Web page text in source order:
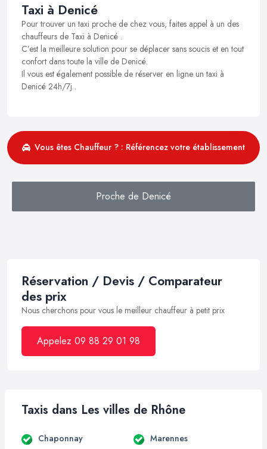
Taxi à Denicé
Pour trouver un taxi proche de chez vous, faites appel à un des
chauffeurs de Taxi à Denicé .
C’est la meilleure solution pour se déplacer sans soucis et en tout
confort dans toute la ville de Denicé.
Il vous est également possible de réserver en ligne un taxi à
Denicé 24h/7j .
Vous êtes Chauffeur ? : Référencez votre établissement
Proche de Denicé
Réservation / Devis / Comparateur
des prix
Nous cherchons pour vous le meilleur chauffeur à petit prix
Appelez 09 88 29 01 98
Taxis dans Les villes de Rhône
Chaponnay Marennes